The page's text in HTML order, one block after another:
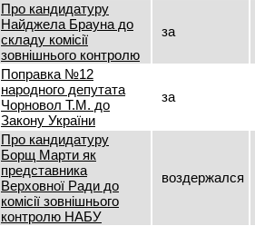
Про кандидатуру
Найджела Брауна до
складу комісії
зовнішнього контролю
за
Поправка №12
народного депутата
Чорновол Т.М. до
Закону України
за
Про кандидатуру
Борщ Марти як
представника
Верховної Ради до
комісії зовнішнього
контролю НАБУ
воздержался